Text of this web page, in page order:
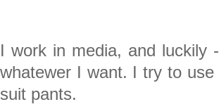
I work in media, and
whatewer I want. I try to
suit pants.